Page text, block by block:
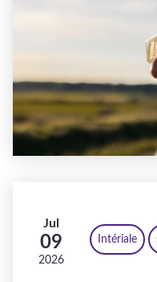
Jul
09
2026
Intériale